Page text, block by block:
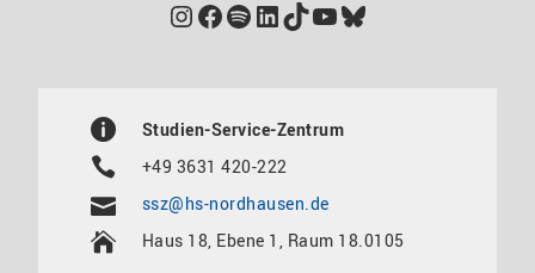
Instagram
Facebook
Spotify
LinkedIn
TikTok
YouTube
Bluesky
Studien-Service-Zentrum
+49 3631 420-222
ssz@hs-nordhausen.de
Haus 18, Ebene 1, Raum 18.0105